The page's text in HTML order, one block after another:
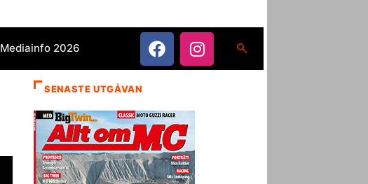
Mediainfo 2026
SENASTE UTGÅVAN